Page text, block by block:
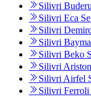
Silivri
Silivri Eca
Silivri
Silivri
Silivri Beko
Silivri
Silivri Airfel
Silivri Ferroli